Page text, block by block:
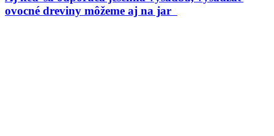
ovocné dreviny môžeme aj na jar